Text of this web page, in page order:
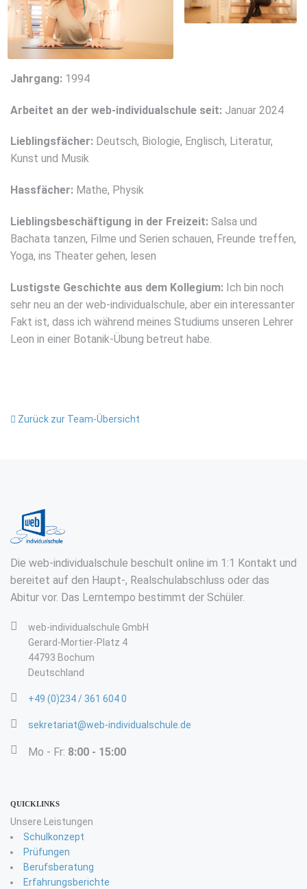
Jahrgang: 1994
Arbeitet an der web-individualschule seit: Januar 2024
Lieblingsfächer: Deutsch, Biologie, Englisch, Literatur,
Kunst und Musik
Hassfächer: Mathe, Physik
Lieblingsbeschäftigung in der Freizeit: Salsa und
Bachata tanzen, Filme und Serien schauen, Freunde treffen,
Yoga, ins Theater gehen, lesen
Lustigste Geschichte aus dem Kollegium: Ich bin noch
sehr neu an der web-individualschule, aber ein interessanter
Fakt ist, dass ich während meines Studiums unseren Lehrer
Leon in einer Botanik-Übung betreut habe.
Zurück zur Team-Übersicht
Die web-individualschule beschult online im 1:1 Kontakt und
bereitet auf den Haupt-, Realschulabschluss oder das
Abitur vor. Das Lerntempo bestimmt der Schüler.
web-individualschule GmbH
Gerard-Mortier-Platz 4
44793 Bochum
Deutschland
+49 (0)234 / 361 604 0
sekretariat@web-individualschule.de
Mo - Fr: 8:00 - 15:00
QUICKLINKS
Unsere Leistungen
Schulkonzept
Prüfungen
Berufsberatung
Erfahrungsberichte